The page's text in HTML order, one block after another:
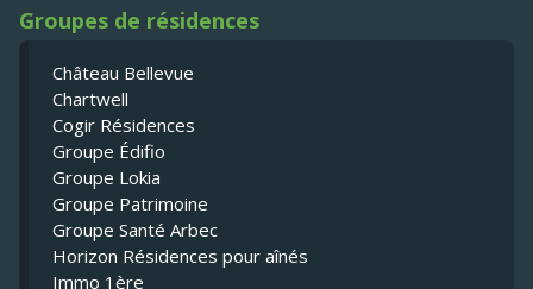
Groupes de résidences
Château Bellevue
Chartwell
Cogir Résidences
Groupe Édifio
Groupe Lokia
Groupe Patrimoine
Groupe Santé Arbec
Horizon Résidences pour aînés
Immo 1ère